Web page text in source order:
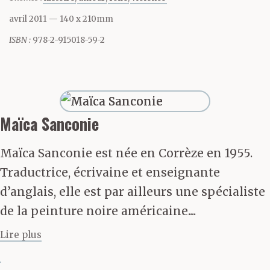
un jouet, enfant, une
demi-sphère de verre
chalet, devant lequel un
personnage s’abritait
sous un parapluie. On la
renversait d’un coup sec
du poignet et elle
s’emplissait de flocons
affolés. L’hiver, j’allais à
avril 2011 — 140 x 210mm
ISBN : 978-2-915018-59-2
Maïca Sanconie
Maïca Sanconie est née en Corrèze en 1955.
Traductrice, écrivaine et enseignante
d’anglais, elle est par ailleurs une spécialiste
de la peinture noire américaine....
Lire plus